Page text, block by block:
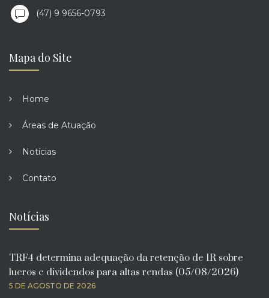
(47) 9 9656-0793
Mapa do Site
Home
Áreas de Atuação
Notícias
Contato
Notícias
TRF4 determina adequação da retenção de IR sobre
lucros e dividendos para altas rendas (05/08/2026)
5 DE AGOSTO DE 2026